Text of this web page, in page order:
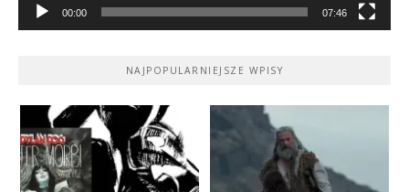
00:00 07:46
NAJPOPULARNIEJSZE WPISY